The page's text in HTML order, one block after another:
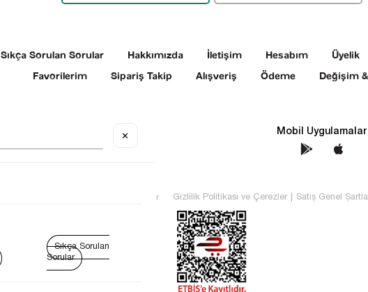
Sıkça Sorulan Sorular Hakkımızda İletişim Hesabım Üyelik
Favorilerim
Sipariş Takip Alışveriş Ödeme Değişim
Sosyal Medya Mobil Uygulamalar
© 2025 SEZGİ TEKİN Tüm hakları saklıdır Gizlilik Politikası ve Çerezler Satış Genel
✕
Sıkça Sorulan
Sorular